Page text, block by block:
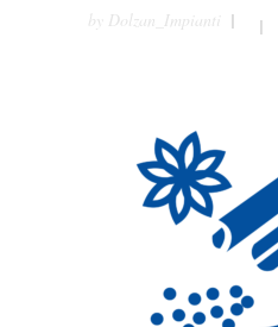
by Dolzan_Impianti